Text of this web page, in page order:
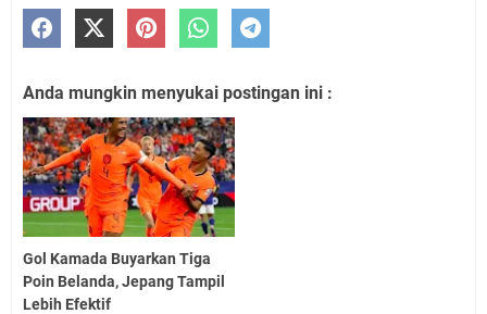
Anda mungkin menyukai postingan ini :
Gol Kamada Buyarkan Tiga
Poin Belanda, Jepang Tampil
Lebih Efektif